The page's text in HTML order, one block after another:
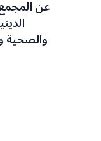
عن
والصحية